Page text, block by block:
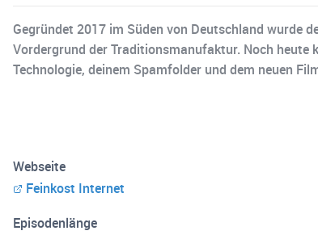
Gegründet 2017 im Süden von Deutschland wurde
Vordergrund der Traditionsmanufaktur. Noch heute
Technologie, deinem Spamfolder und dem neuen
Webseite
Feinkost Internet
Episodenlänge